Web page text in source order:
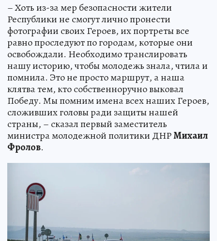
– Хоть из-за мер безопасности жители
Республики не смогут лично пронести
фотографии своих Героев, их портреты все
равно проследуют по городам, которые они
освобождали. Необходимо транслировать
нашу историю, чтобы молодежь знала, чтила и
помнила. Это не просто маршрут, а наша
клятва тем, кто собственноручно выковал
Победу. Мы помним имена всех наших Героев,
сложивших головы ради защиты нашей
страны, – сказал первый заместитель
министра молодежной политики ДНРМихаил
Фролов.